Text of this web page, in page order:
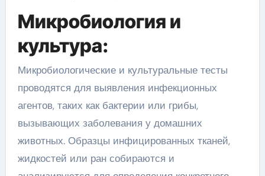
Микробиология и
культура:
Микробиологические и культуральные тесты
проводятся для выявления инфекционных
агентов, таких как бактерии или грибы,
вызывающих заболевания у домашних
животных. Образцы инфицированных тканей,
жидкостей или ран собираются и